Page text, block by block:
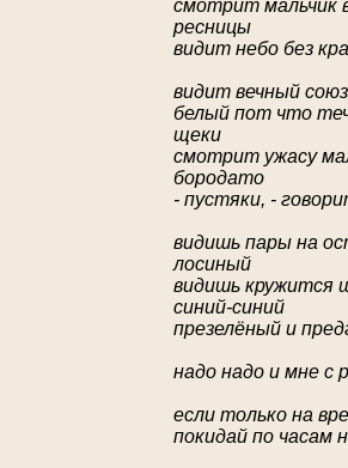
смотрит мальчик
ресницы
видит небо без
видит вечный
белый пот что
щеки
смотрит ужасу
бородато
- пустяки, -
видишь пары на
лосиный
видишь кружится
синий-синий
презелёный и
надо надо и мне с
если только на
покидай по часам